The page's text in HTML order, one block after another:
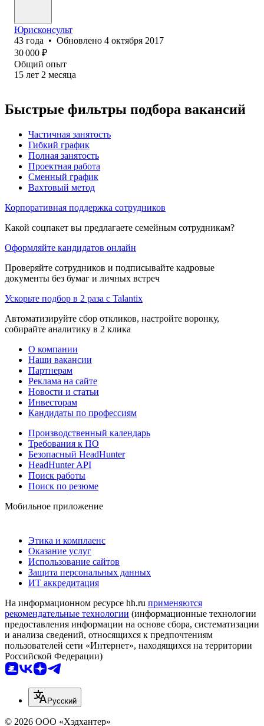
Юрисконсульт
43 года • Обновлено 4 октября 2017
30 000 ₽
Общий опыт
15 лет 2 месяца
Быстрые фильтры подбора вакансий
Частичная занятость
Гибкий график
Полная занятость
Проектная работа
Сменный график
Вахтовый метод
Корпоративная поддержка сотрудников
Какой соцпакет вы предлагаете семейным сотрудникам?
Оформляйте кандидатов онлайн
Проверяйте сотрудников и подписывайте кадровые
документы без бумаг и личных встреч
Ускорьте подбор в 2 раза с Talantix
Автоматизируйте сбор откликов, настройте воронку,
собирайте аналитику в 2 клика
О компании
Наши вакансии
Партнерам
Реклама на сайте
Новости и статьи
Инвесторам
Кандидаты по профессиям
Производственный календарь
Требования к ПО
Безопасный HeadHunter
HeadHunter API
Поиск работы
Поиск по резюме
Мобильное приложение
Этика и комплаенс
Оказание услуг
Использование сайтов
Защита персональных данных
ИТ аккредитация
На информационном ресурсе hh.ru применяются
рекомендательные технологии (информационные технологии
предоставления информации на основе сбора, систематизации
и анализа сведений, относящихся к предпочтениям
пользователей сети «Интернет», находящихся на территории
Российской Федерации)
Русский
© 2026 ООО «Хэдхантер»